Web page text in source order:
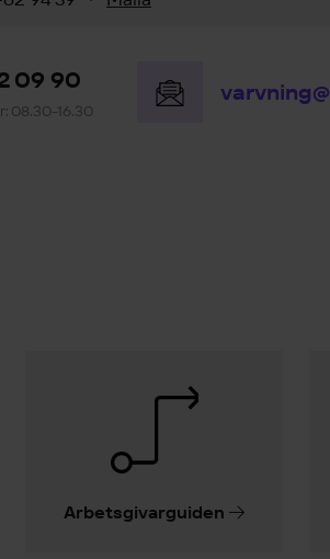
09 90
08.30-16.30
Arbetsgivarguiden